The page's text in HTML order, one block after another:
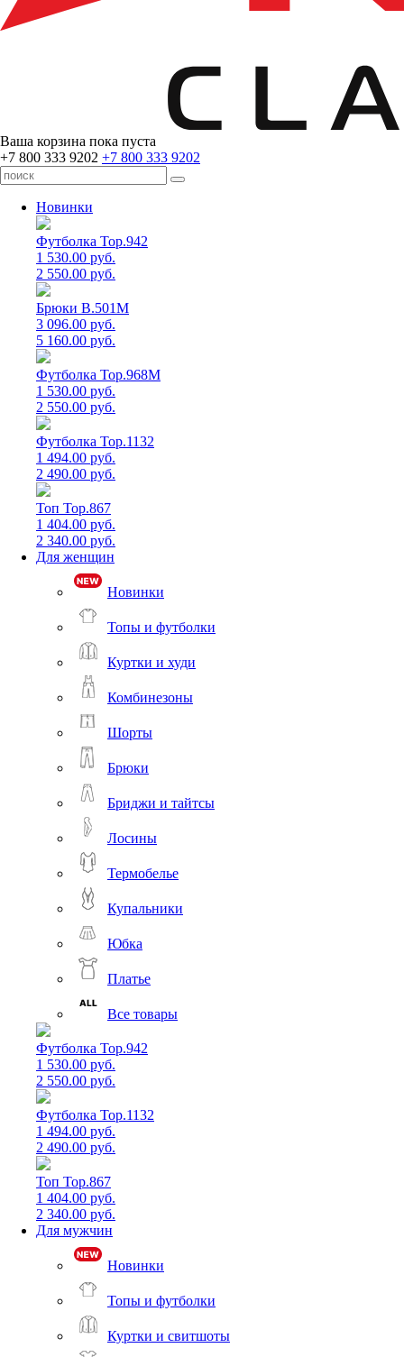
Ваша корзина пока пуста
+7 800 333 9202 +7 800 333 9202
Новинки
Футболка Top.942
1 530.00 руб.
2 550.00 руб.
Брюки B.501M
3 096.00 руб.
5 160.00 руб.
Футболка Top.968M
1 530.00 руб.
2 550.00 руб.
Футболка Top.1132
1 494.00 руб.
2 490.00 руб.
Топ Top.867
1 404.00 руб.
2 340.00 руб.
Для женщин
Новинки
Топы и футболки
Куртки и худи
Комбинезоны
Шорты
Брюки
Бриджи и тайтсы
Лосины
Термобелье
Купальники
Юбка
Платье
Все товары
Футболка Top.942
1 530.00 руб.
2 550.00 руб.
Футболка Top.1132
1 494.00 руб.
2 490.00 руб.
Топ Top.867
1 404.00 руб.
2 340.00 руб.
Для мужчин
Новинки
Топы и футболки
Куртки и свитшоты